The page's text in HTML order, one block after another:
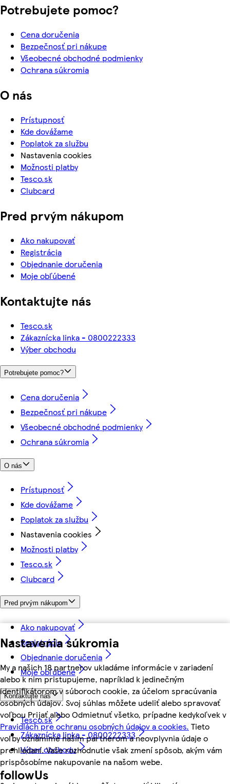
Nastavenia súkromia
My a našich 18 partnerov ukladáme informácie v zariadení
alebo k nim pristupujeme, napríklad k jedinečným
identifikátorom v súboroch cookie, za účelom spracúvania
osobných údajov. Svoj súhlas môžete udeliť alebo spravovať
voľbou Prijať alebo Odmietnuť všetko, prípadne kedykoľvek v
Pravidlách pre ochranu osobných údajov a cookies. Tieto
voľby oznámime našim partnerom a neovplyvnia údaje o
prehliadaní. Vaše rozhodnutie však zmení spôsob, akým vám
prispôsobíme nakupovanie na našom webe.
Potrebujete pomoc?
Cena doručenia
Bezpečnosť pri nákupe
Všeobecné obchodné podmienky
Ochrana súkromia
O nás
Prístupnosť
Kde dovážame
Poplatok za službu
Nastavenia cookies
Možnosti platby
Tesco.sk
Clubcard
Pred prvým nákupom
Ako nakupovať
Registrácia
Objednanie doručenia
Moje obľúbené
Kontaktujte nás
Tesco.sk
Zákaznícka linka - 0800222333
Výber obchodu
Potrebujete pomoc?
Cena doručenia
Bezpečnosť pri nákupe
Všeobecné obchodné podmienky
Ochrana súkromia
O nás
Prístupnosť
Kde dovážame
Poplatok za službu
Nastavenia cookies
Možnosti platby
Tesco.sk
Clubcard
Pred prvým nákupom
Ako nakupovať
Registrácia
Objednanie doručenia
Moje obľúbené
Kontaktujte nás
Tesco.sk
Zákaznícka linka - 0800222333
Výber obchodu
followUs